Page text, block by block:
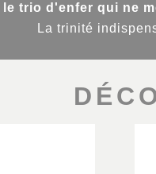
le trio d'enfer qui ne
La trinité